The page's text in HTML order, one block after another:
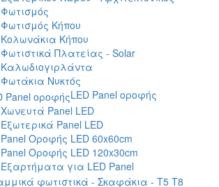
Φωτισμός
Φωτισμός Κήπου
Κολωνάκια Κήπου
Φωτιστικά Πλατείας - Solar
Καλωδιογιρλάντα
Φωτάκια Νυκτός
LED Panel οροφής
Χωνευτά Panel LED
Εξωτερικά Panel LED
Panel Οροφής LED 60x60cm
Panel Οροφής LED 120x30cm
Εξαρτήματα για LED Panel